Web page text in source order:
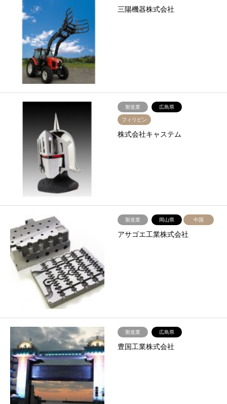
三陽機器株式会社
製造業 広島県
フィリピン
株式会社キャステム
製造業 岡山県 中国
アサゴエ工業株式会社
製造業 広島県
豊国工業株式会社